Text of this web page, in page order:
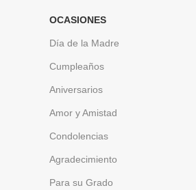
OCASIONES
Día de la Madre
Cumpleaños
Aniversarios
Amor y Amistad
Condolencias
Agradecimiento
Para su Grado